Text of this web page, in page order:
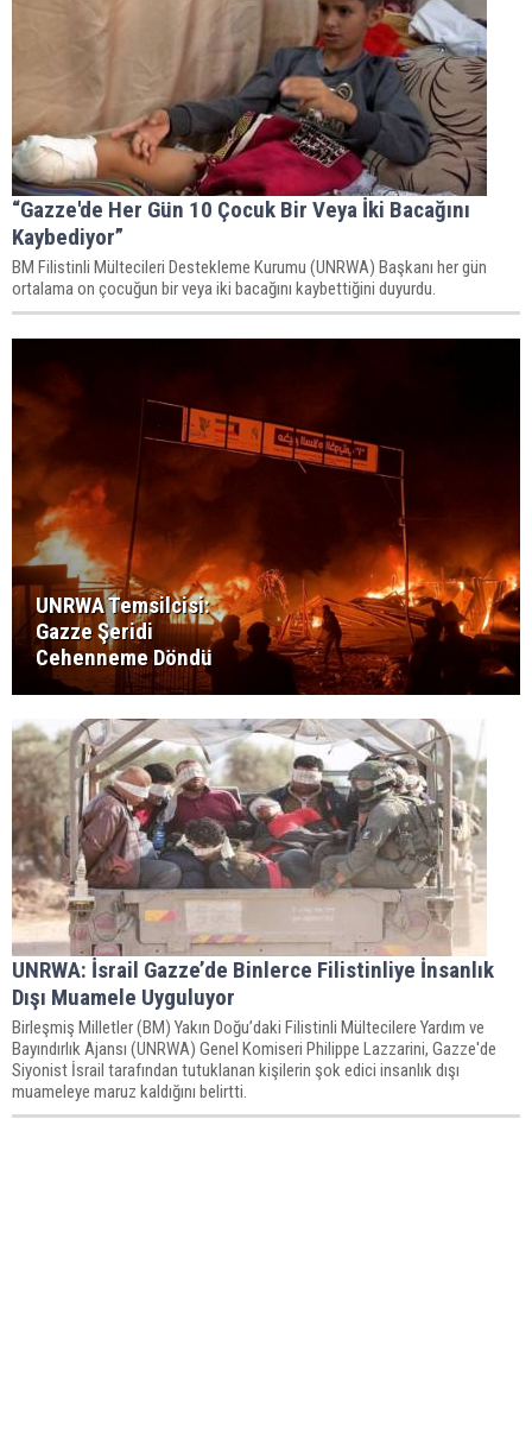
“Gazze'de Her Gün 10 Çocuk Bir Veya İki Bacağını
Kaybediyor”
BM Filistinli Mültecileri Destekleme Kurumu (UNRWA) Başkanı her gün
ortalama on çocuğun bir veya iki bacağını kaybettiğini duyurdu.
UNRWA Temsilcisi:
Gazze Şeridi
Cehenneme Döndü
UNRWA: İsrail Gazze’de Binlerce Filistinliye İnsanlık
Dışı Muamele Uyguluyor
Birleşmiş Milletler (BM) Yakın Doğu’daki Filistinli Mültecilere Yardım ve
Bayındırlık Ajansı (UNRWA) Genel Komiseri Philippe Lazzarini, Gazze'de
Siyonist İsrail tarafından tutuklanan kişilerin şok edici insanlık dışı
muameleye maruz kaldığını belirtti.